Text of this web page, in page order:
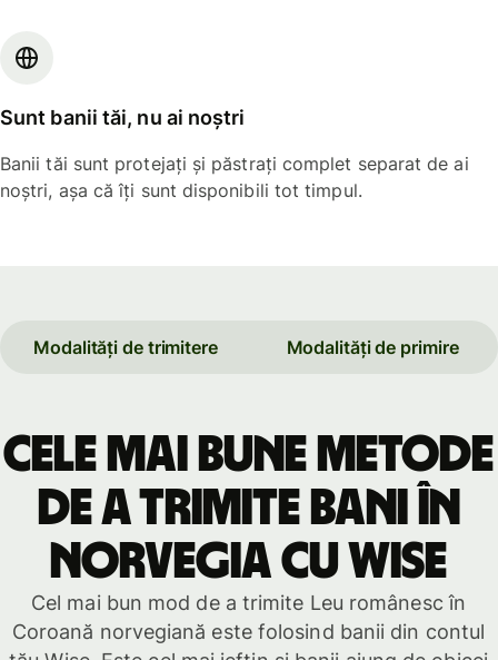
Sunt banii tăi, nu ai noștri
Banii tăi sunt protejați și păstrați complet separat de ai
noștri, așa că îți sunt disponibili tot timpul.
Modalități de trimitere Modalități de primire
Cele mai bune metode
de a trimite bani în
Norvegia cu Wise
Cel mai bun mod de a trimite Leu românesc în
Coroană norvegiană este folosind banii din contul